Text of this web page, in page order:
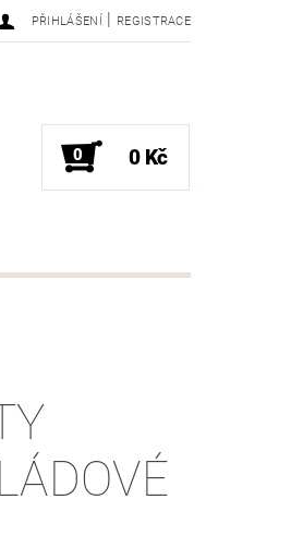
PŘIHLÁŠENÍ | REGISTRACE
0 0 Kč